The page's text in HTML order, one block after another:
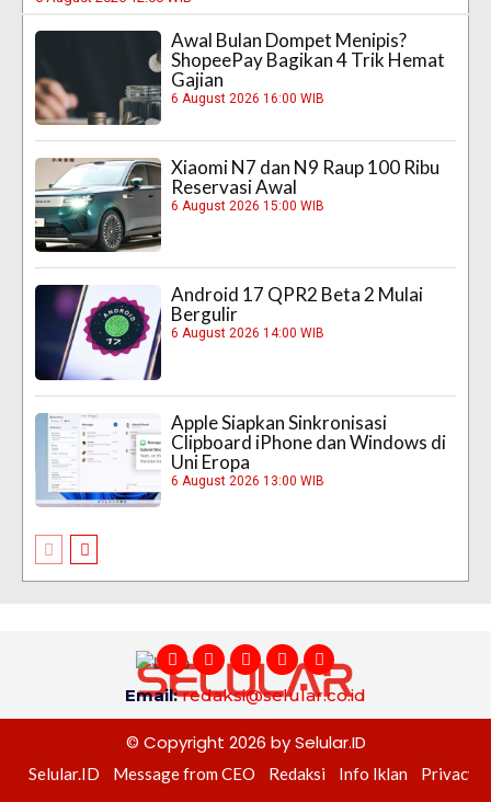
Awal Bulan Dompet Menipis?
ShopeePay Bagikan 4 Trik Hemat
Gajian
6 August 2026 16:00 WIB
Xiaomi N7 dan N9 Raup 100 Ribu
Reservasi Awal
6 August 2026 15:00 WIB
Android 17 QPR2 Beta 2 Mulai
Bergulir
6 August 2026 14:00 WIB
Apple Siapkan Sinkronisasi
Clipboard iPhone dan Windows di
Uni Eropa
6 August 2026 13:00 WIB
Email:redaksi@selular.co.id
© Copyright 2026 by Selular.ID
Selular.ID Message from CEO Redaksi Info Iklan Privacy